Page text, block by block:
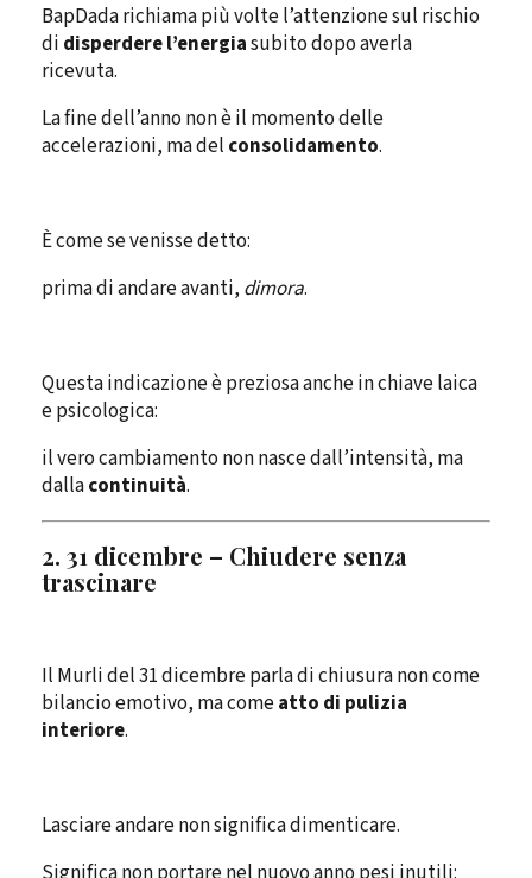
BapDada richiama più volte l’attenzione sul rischio
di disperdere l’energiasubito dopo averla
ricevuta.
La fine dell’anno non è il momento delle
accelerazioni, ma del consolidamento.
È come se venisse detto:
prima di andare avanti, dimora.
Questa indicazione è preziosa anche in chiave laica
e psicologica:
il vero cambiamento non nasce dall’intensità, ma
dallacontinuità.
2. 31 dicembre – Chiudere senza
trascinare
Il Murli del 31 dicembre parla di chiusura non come
bilancio emotivo, ma comeatto di pulizia
interiore.
Lasciare andare non significa dimenticare.